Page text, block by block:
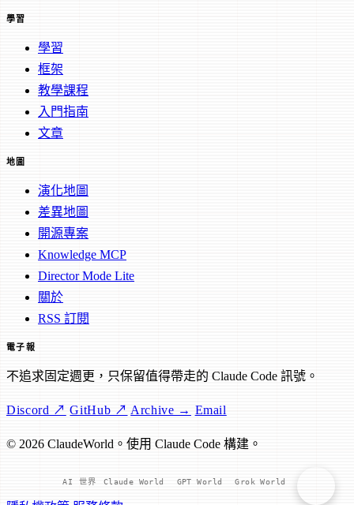
學習
學習
框架
教學課程
入門指南
文章
地圖
演化地圖
差異地圖
開源專案
Knowledge MCP
Director Mode Lite
關於
RSS 訂閱
電子報
不追求固定週更，只保留值得帶走的 Claude Code 訊號。
Discord ↗ GitHub ↗ Archive → Email
© 2026 ClaudeWorld。使用 Claude Code 構建。
AI 世界 Claude World GPT World Grok World